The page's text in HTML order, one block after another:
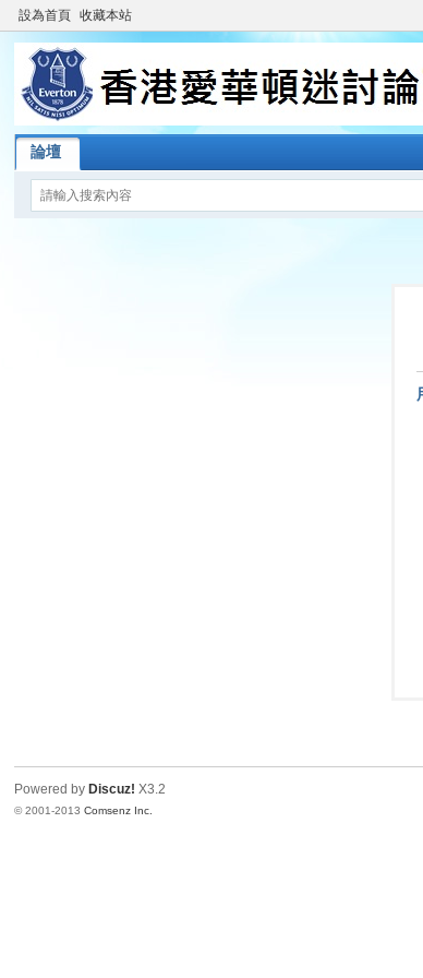
設為首頁 收藏本站
論壇
Powered by Discuz! X3.2
© 2001-2013Comsenz Inc.